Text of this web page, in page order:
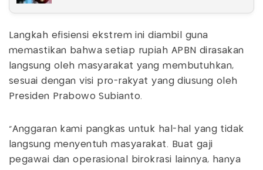
Langkah efisiensi ekstrem ini diambil guna
memastikan bahwa setiap rupiah APBN dirasakan
langsung oleh masyarakat yang membutuhkan,
sesuai dengan visi pro-rakyat yang diusung oleh
Presiden Prabowo Subianto.
“Anggaran kami pangkas untuk hal-hal yang tidak
langsung menyentuh masyarakat. Buat gaji
pegawai dan operasional birokrasi lainnya, hanya